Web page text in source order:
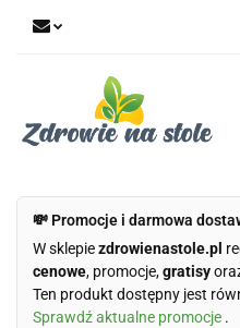
💸 Promocje i darmowa
W sklepiezdrowienastole.pl
cenowe, promocje,gratisy
Ten produkt dostępny jest
Sprawdź aktualne promocje .